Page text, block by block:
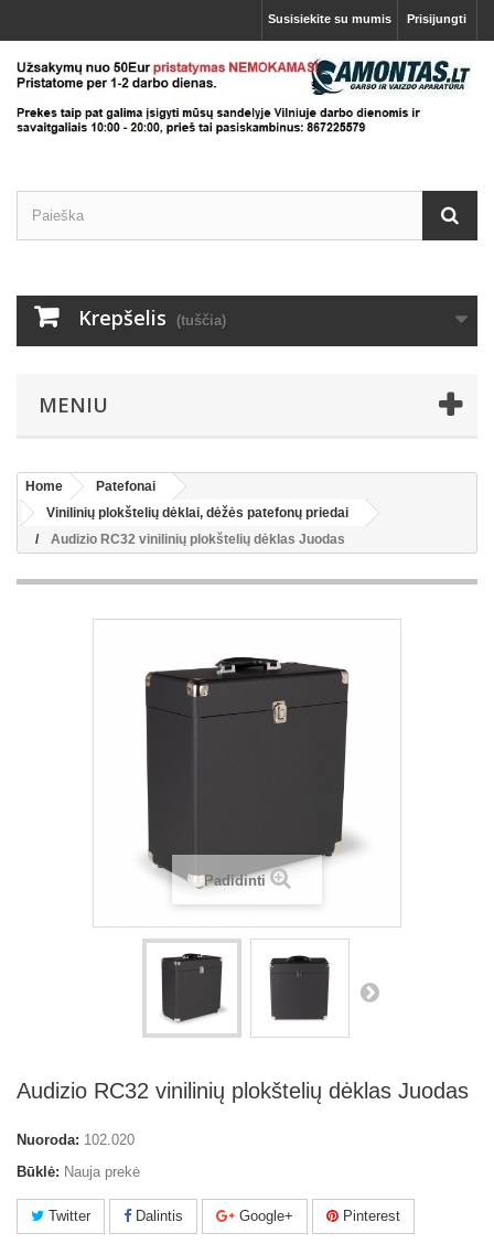
Prisijungti
Susisiekite su mumis
Krepšelis (tuščia)
MENIU
Home
Patefonai
Vinilinių plokštelių dėklai, dėžės patefonų priedai
Audizio RC32 vinilinių plokštelių dėklas Juodas
Padidinti
Audizio RC32 vinilinių plokštelių dėklas Juodas
Nuoroda: 102.020
Būklė: Nauja prekė
Twitter Dalintis Google+ Pinterest